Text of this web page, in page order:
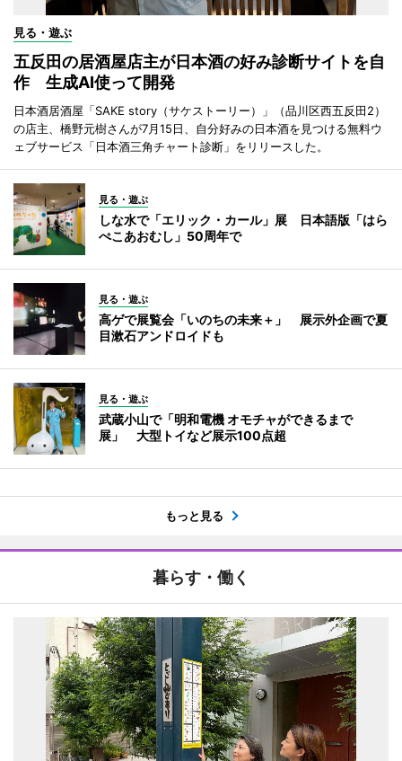
見る・遊ぶ
五反田の居酒屋店主が日本酒の好み診断サイトを自
作 生成AI使って開発
日本酒居酒屋「SAKE story（サケストーリー）」（品川区西五反田2）
の店主、橋野元樹さんが7月15日、自分好みの日本酒を見つける無料ウ
ェブサービス「日本酒三角チャート診断」をリリースした。
見る・遊ぶ
しな水で「エリック・カール」展 日本語版「はら
ぺこあおむし」50周年で
見る・遊ぶ
高ゲで展覧会「いのちの未来＋」 展示外企画で夏
目漱石アンドロイドも
見る・遊ぶ
武蔵小山で「明和電機 オモチャができるまで
展」 大型トイなど展示100点超
もっと見る
暮らす・働く